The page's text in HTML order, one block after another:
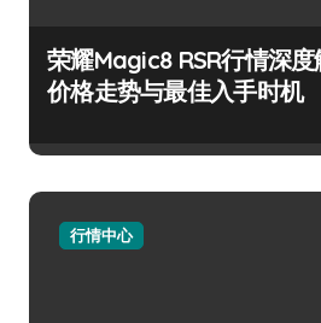
荣耀Magic8 RSR行情深度
价格走势与最佳入手时机
行情中心